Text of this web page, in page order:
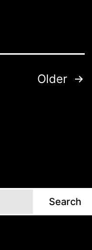
Older
Search